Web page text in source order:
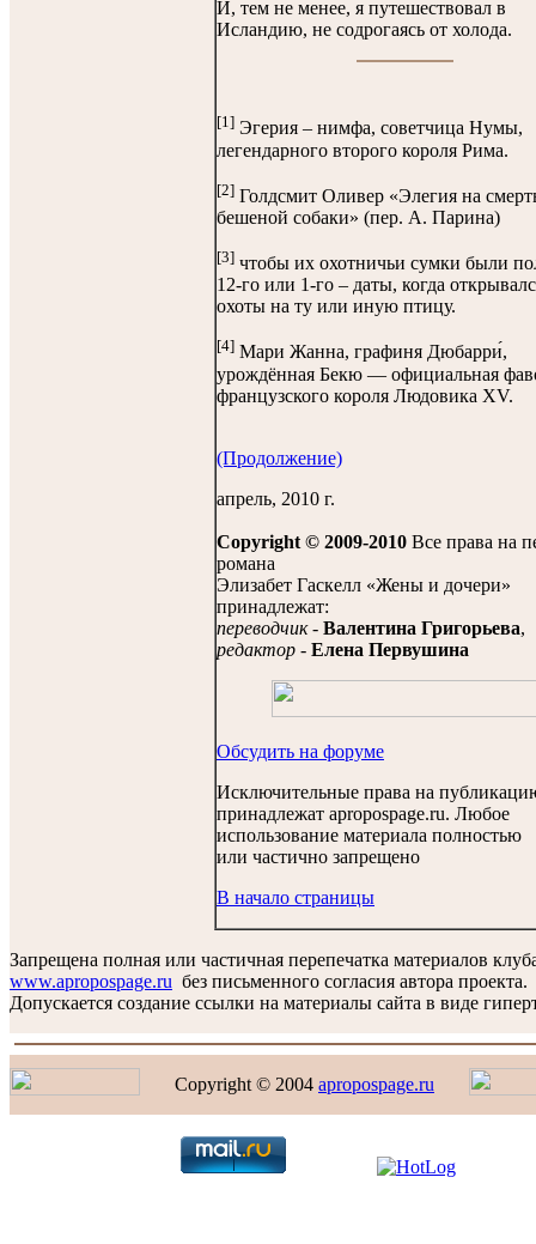
И, тем не менее, я путешествовал в
Исландию, не содрогаясь от холода.
[1] Эгерия – нимфа, советчица Нумы,
легендарного второго короля Рима.
[2] Голдсмит Оливер «Элегия на
бешеной собаки» (пер. А. Парина)
[3] чтобы их охотничьи сумки были
12-го или 1-го – даты, когда
охоты на ту или иную птицу.
[4] Мари Жанна, графиня Дюбарри́,
урождённая Бекю — официальная
французского короля Людовика XV.
(Продолжение)
апрель, 2010 г.
Copyright © 2009-2010 Все права на
романа
Элизабет Гаскелл «Жены и дочери»
принадлежат:
переводчик- Валентина Григорьева,
редактор - Елена Первушина
Обсудить на форуме
Исключительные права на
принадлежат apropospage.ru. Любое
использование материала полностью
или частично запрещено
В начало страницы
Запрещена полная или частичная перепечатка материалов
www.apropospage.ru без письменного согласия автора проекта.
Допускается создание ссылки на материалы сайта в виде
Copyright © 2004 apropospage.ru